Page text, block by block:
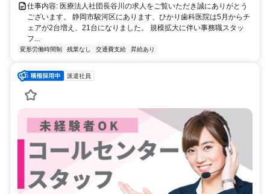
仕事内容: 医療法人社団長谷川の求人をご覧いただき誠にありがとう
ございます。 静岡市駿河区にあります、ひかり歯科医院は5月からチ
ェアが2台増え、21台になりました。 規模拡大に伴い事務職スタッ
フ...
変形労働時間制 残業なし 交通費支給 昇給あり
派遣社員